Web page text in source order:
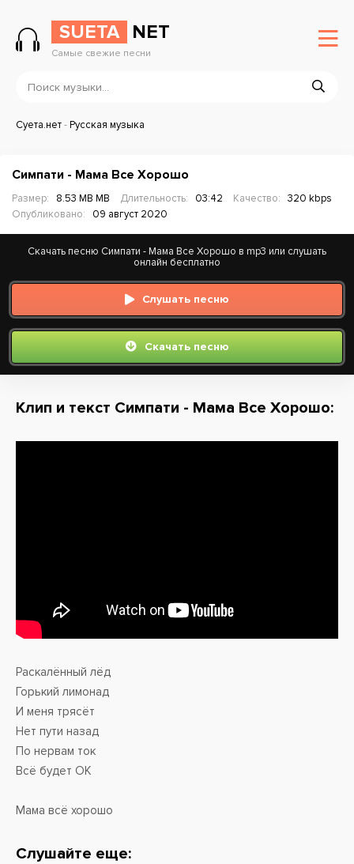
SUETA NET
Самые свежие песни
Суета.нет-Русская музыка
Симпати - Мама Все Хорошо
Размер: 8.53 MB MB Длительность: 03:42 Качество:
320 kbps
Опубликовано:
09 август 2020
Скачать песню Симпати - Мама Все Хорошо в mp3 или слушать
онлайн бесплатно
Слушать песню
Скачать песню
Клип и текст Симпати - Мама Все Хорошо:
Раскалённый лёд
Горький лимонад
И меня трясёт
Нет пути назад
По нервам ток
Всё будет ОК
Мама всё хорошо
Папа пару идей
Слушайте еще: